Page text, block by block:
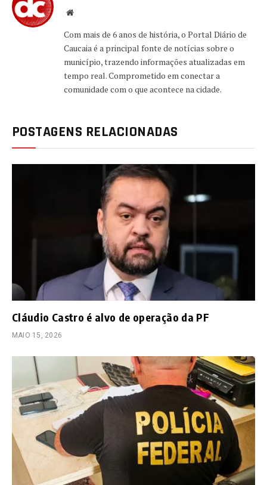
Website
Com mais de 6 anos de história, o Portal Diário de
Caucaia é a principal fonte de notícias sobre o
município, trazendo informações atualizadas em
tempo real. Comprometido em conectar a
comunidade com o que acontece na cidade.
POSTAGENS RELACIONADAS
Cláudio Castro é alvo de operação da PF
MAIO 15, 2026